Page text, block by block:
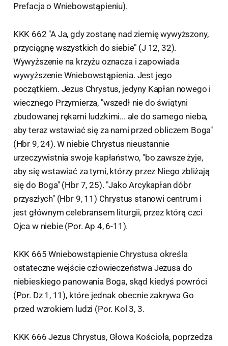
Prefacja o Wniebowstąpieniu).
KKK 662 "A Ja, gdy zostanę nad ziemię wywyższony,
przyciągnę wszystkich do siebie" (J 12, 32).
Wywyższenie na krzyżu oznacza i zapowiada
wywyższenie Wniebowstąpienia. Jest jego
początkiem. Jezus Chrystus, jedyny Kapłan nowego i
wiecznego Przymierza, "wszedł nie do świątyni
zbudowanej rękami ludzkimi... ale do samego nieba,
aby teraz wstawiać się za nami przed obliczem Boga"
(Hbr 9, 24). W niebie Chrystus nieustannie
urzeczywistnia swoje kapłaństwo, "bo zawsze żyje,
aby się wstawiać za tymi, którzy przez Niego zbliżają
się do Boga" (Hbr 7, 25). "Jako Arcykapłan dóbr
przyszłych" (Hbr 9, 11) Chrystus stanowi centrum i
jest głównym celebransem liturgii, przez którą czci
Ojca w niebie (Por. Ap 4, 6-11).
KKK 665 Wniebowstąpienie Chrystusa określa
ostateczne wejście człowieczeństwa Jezusa do
niebieskiego panowania Boga, skąd kiedyś powróci
(Por. Dz 1, 11), które jednak obecnie zakrywa Go
przed wzrokiem ludzi (Por. Kol 3, 3.
KKK 666 Jezus Chrystus, Głowa Kościoła, poprzedza